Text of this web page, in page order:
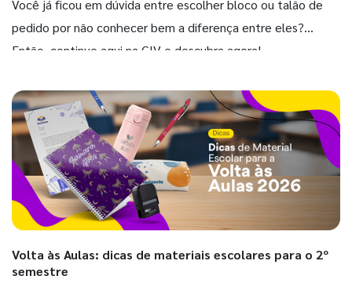
Você já ficou em dúvida entre escolher bloco ou talão de
pedido por não conhecer bem a diferença entre eles?
Então, continue aqui na GIV e descubra agora!
Volta às Aulas: dicas de materiais escolares para o 2º
semestre